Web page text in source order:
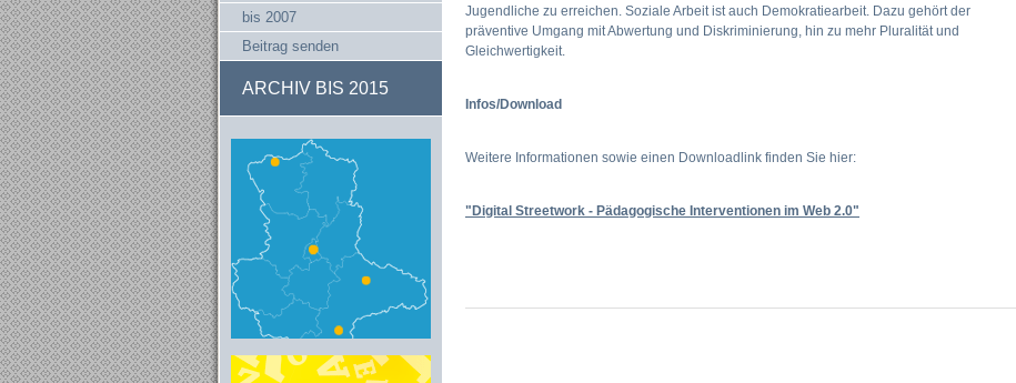
bis 2007
Beitrag senden
ARCHIV BIS 2015
Jugendliche zu erreichen. Soziale Arbeit ist auch Demokratiearbeit. Dazu gehört der
präventive Umgang mit Abwertung und Diskriminierung, hin zu mehr Pluralität und
Gleichwertigkeit.
Infos/Download
Weitere Informationen sowie einen Downloadlink finden Sie hier:
"Digital Streetwork - Pädagogische Interventionen im Web 2.0"